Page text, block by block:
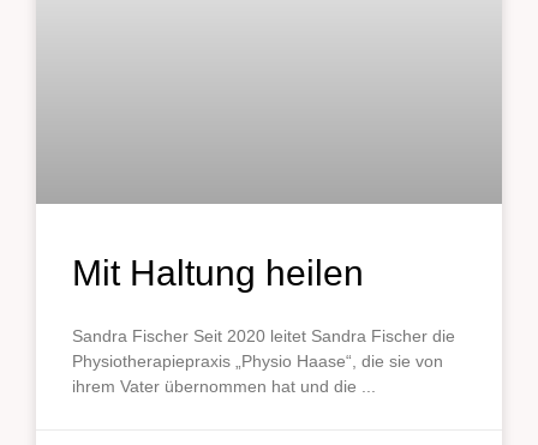
Mit Haltung heilen
Sandra Fischer Seit 2020 leitet Sandra Fischer die
Physiotherapiepraxis „Physio Haase“, die sie von
ihrem Vater übernommen hat und die